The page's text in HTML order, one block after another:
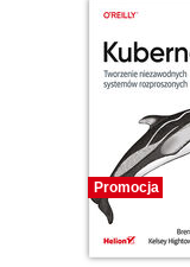
Promocja